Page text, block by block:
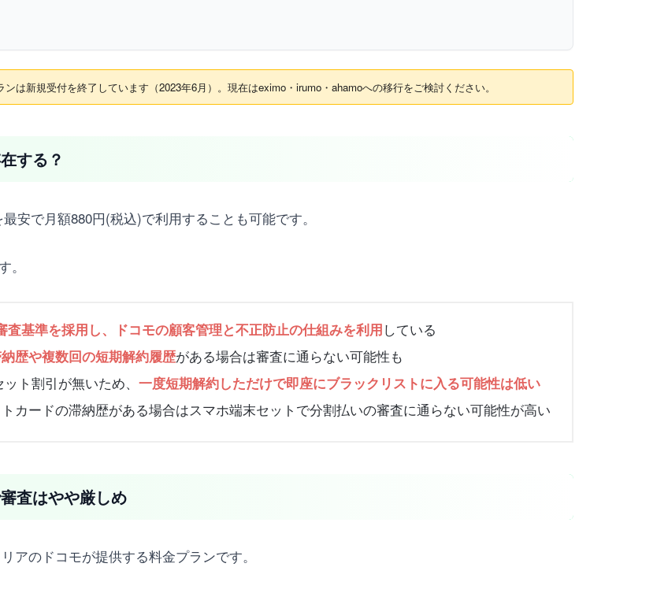
は新規受付を終了しています（2023年6月）。現在はeximo・irumo・ahamoへの移行をご検討ください。
する？
安で月額880円(税込)で利用することも可能です。
。
査基準を採用し、ドコモの顧客管理と不正防止の仕組みを利用している
歴や複数回の短期解約履歴がある場合は審査に通らない可能性も
ト割引が無いため、 一度短期解約しただけで即座にブラックリストに入る可能性は低い
カードの滞納歴がある場合はスマホ端末セットで分割払いの審査に通らない可能性が高い
査はやや厳しめ
アのドコモが提供する料金プランです。